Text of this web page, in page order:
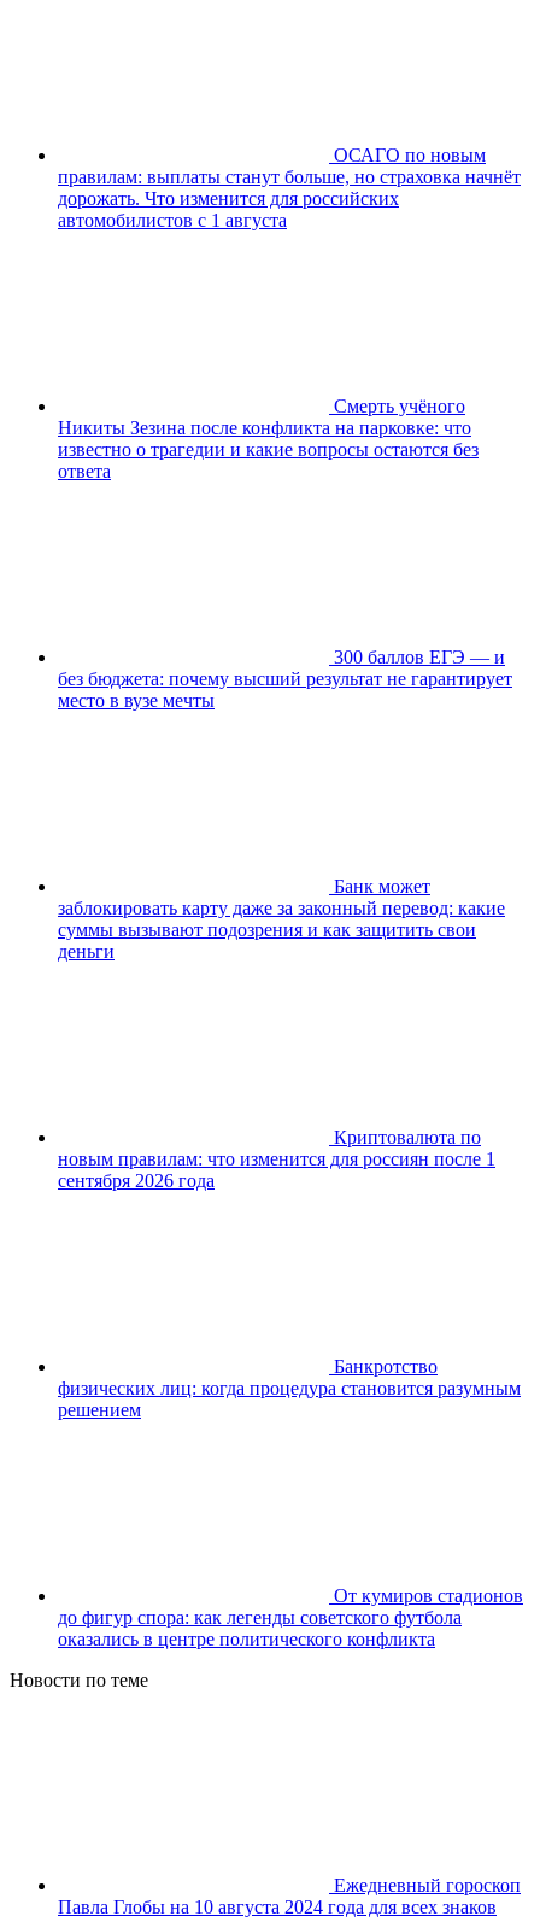
ОСАГО по новым
правилам: выплаты станут больше, но страховка начнёт
дорожать. Что изменится для российских
автомобилистов с 1 августа
Смерть учёного
Никиты Зезина после конфликта на парковке: что
известно о трагедии и какие вопросы остаются без
ответа
300 баллов ЕГЭ — и
без бюджета: почему высший результат не гарантирует
место в вузе мечты
Банк может
заблокировать карту даже за законный перевод: какие
суммы вызывают подозрения и как защитить свои
деньги
Криптовалюта по
новым правилам: что изменится для россиян после 1
сентября 2026 года
Банкротство
физических лиц: когда процедура становится разумным
решением
От кумиров стадионов
до фигур спора: как легенды советского футбола
оказались в центре политического конфликта
Новости по теме
Ежедневный гороскоп
Павла Глобы на 10 августа 2024 года для всех знаков